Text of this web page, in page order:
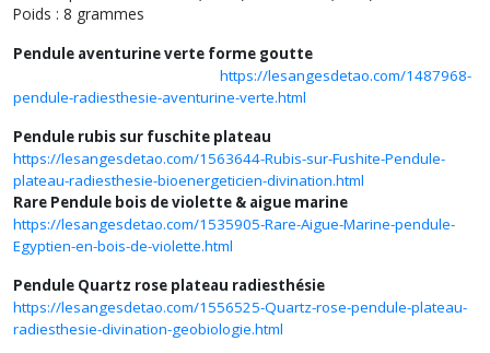
Poids : 8 grammes
Pendule aventurine verte forme goutte
https://lesangesdetao.com/1487968-
pendule-radiesthesie-aventurine-verte.html
Pendule rubis sur fuschite plateau
https://lesangesdetao.com/1563644-Rubis-sur-Fushite-Pendule-
plateau-radiesthesie-bioenergeticien-divination.html
Rare Pendule bois de violette & aigue marine
https://lesangesdetao.com/1535905-Rare-Aigue-Marine-pendule-
Egyptien-en-bois-de-violette.html
Pendule Quartz rose plateau radiesthésie
https://lesangesdetao.com/1556525-Quartz-rose-pendule-plateau-
radiesthesie-divination-geobiologie.html